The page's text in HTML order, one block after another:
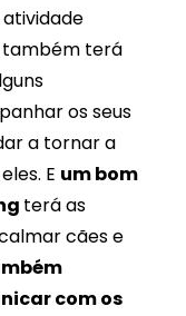
também terá
os seus
a tornar a
E um bom
terá as
cães e
com os